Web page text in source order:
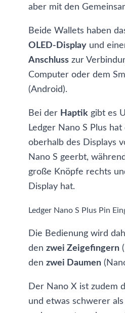
aber mit den
Beide Wallets haben
OLED-Display und
Anschluss zur
Computer oder dem
(Android).
Bei der Haptik gibt es
Ledger Nano S Plus
oberhalb des Displays
Nano S geerbt,
große Knöpfe rechts
Display hat.
Ledger Nano S Plus Pin
Die Bedienung wird
den zwei Zeigefingern
den zwei Daumen
Der Nano X ist zudem
und etwas schwerer